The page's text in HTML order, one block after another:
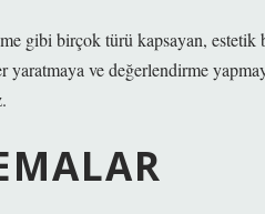
gibi birçok türü kapsayan,
ve değerlendirme